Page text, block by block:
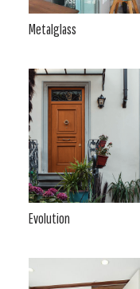
Metalglass
Evolution